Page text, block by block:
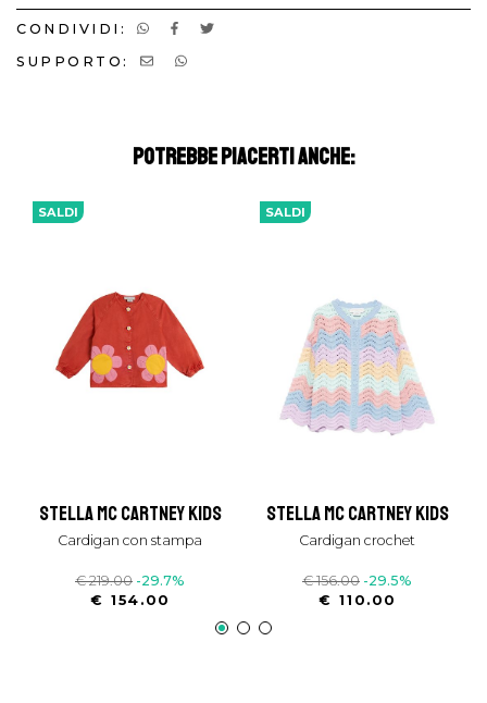
CONDIVIDI:
SUPPORTO:
POTREBBE PIACERTI ANCHE:
SALDI
stella mc cartney kids
cardigan con stampa
€ 219.00 -29.7%
€ 154.00
SALDI
stella mc cartney kids
cardigan crochet
€ 156.00 -29.5%
€ 110.00